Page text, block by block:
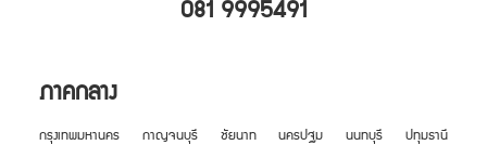
081 9995491
ภาคกลาง
กรุงเทพมหานคร กาญจนบุรี ชัยนาท นครปฐม นนทบุรี ปทุมธานี